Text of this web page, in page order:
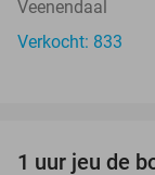
Veenendaal
Verkocht: 833
1 uur jeu de